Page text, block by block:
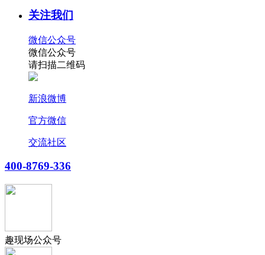
关注我们
微信公众号
微信公众号
请扫描二维码
新浪微博
官方微信
交流社区
400-8769-336
趣现场公众号